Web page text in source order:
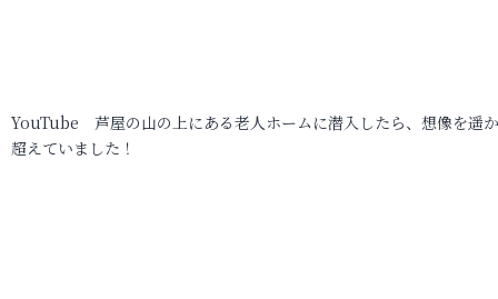
YouTube 芦屋の山の上にある老人ホームに潜入したら、想像を遥
超えていました！